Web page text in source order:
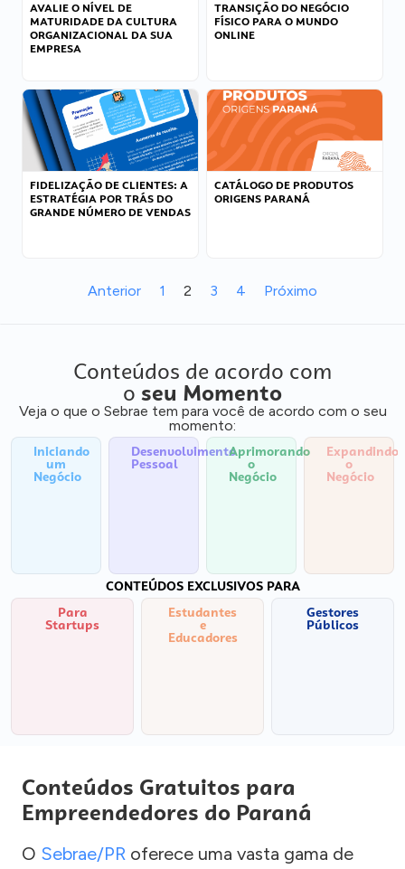
AVALIE O NÍVEL DE
MATURIDADE DA CULTURA
ORGANIZACIONAL DA SUA
EMPRESA
TRANSIÇÃO DO NEGÓCIO
FÍSICO PARA O MUNDO
ONLINE
FIDELIZAÇÃO DE CLIENTES: A
ESTRATÉGIA POR TRÁS DO
GRANDE NÚMERO DE VENDAS
CATÁLOGO DE PRODUTOS
ORIGENS PARANÁ
Anterior 1 2 3 4 Próximo
Conteúdos de acordo com
o seu Momento
Veja o que o Sebrae tem para você de acordo com o seu
momento:
Iniciando
um
Negócio
Desenvolvimento
Pessoal
Aprimorando
o
Negócio
Expandindo
o
Negócio
CONTEÚDOS EXCLUSIVOS PARA
Para
Startups
Estudantes
e
Educadores
Gestores
Públicos
Conteúdos Gratuitos para
Empreendedores do Paraná
O Sebrae/PR oferece uma vasta gama de